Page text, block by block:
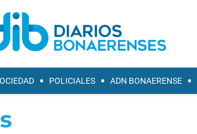
POLICIALES ADN BONAERENSE